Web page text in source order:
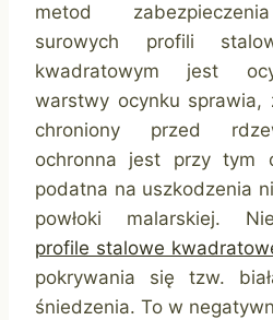
metod
surowych profili
kwadratowym jest
warstwy ocynku
chroniony przed
ochronna jest przy tym
podatna na uszkodzenia
powłoki malarskiej.
profile stalowe
pokrywania się tzw.
śniedzenia. To w